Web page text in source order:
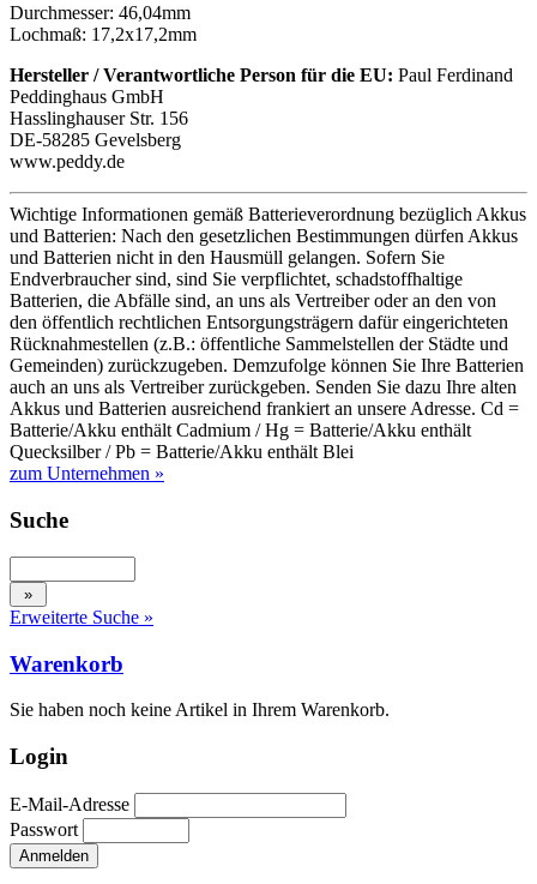
Durchmesser: 46,04mm
Lochmaß: 17,2x17,2mm
Hersteller / Verantwortliche Person für die EU: Paul Ferdinand
Peddinghaus GmbH
Hasslinghauser Str. 156
DE-58285 Gevelsberg
www.peddy.de
Wichtige Informationen gemäß Batterieverordnung bezüglich Akkus
und Batterien: Nach den gesetzlichen Bestimmungen dürfen Akkus
und Batterien nicht in den Hausmüll gelangen. Sofern Sie
Endverbraucher sind, sind Sie verpflichtet, schadstoffhaltige
Batterien, die Abfälle sind, an uns als Vertreiber oder an den von
den öffentlich rechtlichen Entsorgungsträgern dafür eingerichteten
Rücknahmestellen (z.B.: öffentliche Sammelstellen der Städte und
Gemeinden) zurückzugeben. Demzufolge können Sie Ihre Batterien
auch an uns als Vertreiber zurückgeben. Senden Sie dazu Ihre alten
Akkus und Batterien ausreichend frankiert an unsere Adresse. Cd =
Batterie/Akku enthält Cadmium / Hg = Batterie/Akku enthält
Quecksilber / Pb = Batterie/Akku enthält Blei
zum Unternehmen »
Suche
Erweiterte Suche »
Warenkorb
Sie haben noch keine Artikel in Ihrem Warenkorb.
Login
E-Mail-Adresse
Passwort